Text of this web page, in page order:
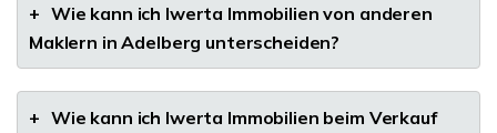
+ Wie kann ich Iwerta Immobilien von anderen
Maklern in Adelberg unterscheiden?
+ Wie kann ich Iwerta Immobilien beim Verkauf